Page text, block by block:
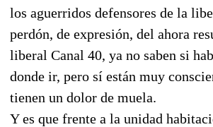
los aguerridos defensores de la
perdón, de expresión, del ahora
liberal Canal 40, ya no saben si
donde ir, pero sí están muy
tienen un dolor de muela.
Y es que frente a la unidad